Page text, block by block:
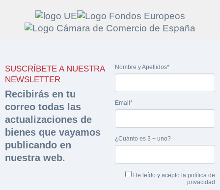
SUSCRÍBETE A NUESTRA
NEWSLETTER
Recibirás en tu
correo todas las
actualizaciones de
bienes que vayamos
publicando en
nuestra web.
Nombre y Apellidos*
Email*
¿Cuánto es 3 + uno?
He leído y acepto la política de
privacidad
Solicitar
documentación
sobre la peritación
Rellene este formulario y recibirá en su email el
enlace para descargar la documentación
Nombre y Apellidos*
Email*
Teléfono*
Hacer Oferta
Teléfono* Email*
Nombre y Apellidos*
Importe en €*
Sobre Merfinsa
Venta de bienes muebles
Vehículos
Maquinaria Industrial
Equipamiento